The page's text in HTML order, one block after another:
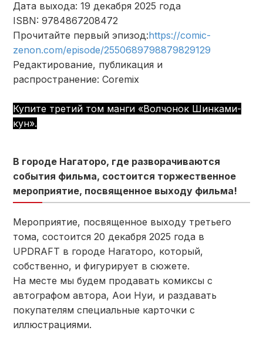
Дата выхода: 19 декабря 2025 года
ISBN: 9784867208472
Прочитайте первый эпизод:https://comic-
zenon.com/episode/2550689798879829129
Редактирование, публикация и
распространение: Coremix
Купите третий том манги «Волчонок Шинками-
кун».
В городе Нагаторо, где разворачиваются
события фильма, состоится торжественное
мероприятие, посвященное выходу фильма!
Мероприятие, посвященное выходу третьего
тома, состоится 20 декабря 2025 года в
UPDRAFT в городе Нагаторо, который,
собственно, и фигурирует в сюжете.
На месте мы будем продавать комиксы с
автографом автора, Аои Нуи, и раздавать
покупателям специальные карточки с
иллюстрациями.